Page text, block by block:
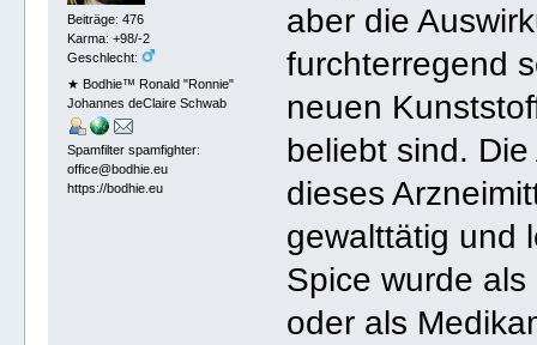
Beiträge: 476
Karma: +98/-2
Geschlecht:
★ Bodhie™ Ronald "Ronnie"
Johannes deClaire Schwab
Spamfilter spamfighter:
office@bodhie.eu
https://bodhie.eu
aber die
furchterregend
neuen
beliebt sind.
dieses
gewalttätig und
Spice wurde
oder als